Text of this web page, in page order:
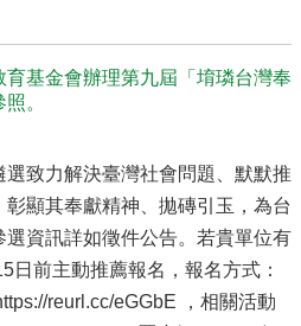
基金會辦理第九屆「堉璘台灣奉
。
致力解決臺灣社會問題、默默推
顯其奉獻精神、拋磚引玉，為台
資訊詳如徵件公告。若貴單位有
日前主動推薦報名，報名方式：
reurl.cc/eGGbE ，相關活動